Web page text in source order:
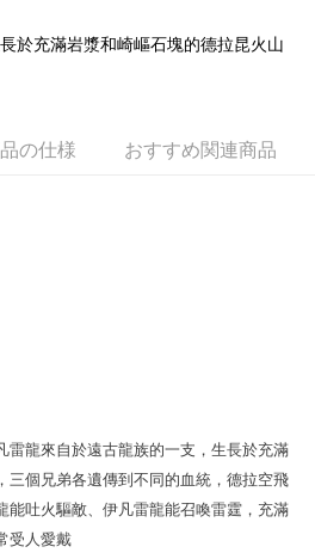
要です。商品はご指定の住所に配送されま
ンビニ、またはATM/オンラインバンキン
内に受け取れない場合があります（例：予
い商品）。そのため、商品到着の有無に関
限内にお支払いください。
於充滿岩漿和崎嶇石塊的德拉昆火山
の仕様 おすすめ関連商品
雷龍來自於遠古龍族的一支，生長於充滿
三個兄弟各遺傳到不同的血統，德拉空飛
能吐火驅敵、伊凡雷龍能召喚雷霆，充滿
受人愛戴